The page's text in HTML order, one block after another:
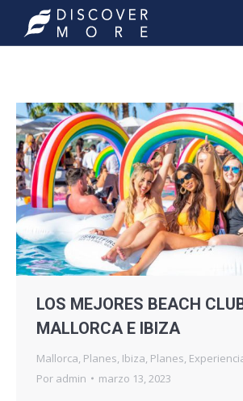
LOS MEJORES BEACH
MALLORCA E IBIZA
Mallorca Planes Ibiza Planes
Por admin marzo 13, 2023